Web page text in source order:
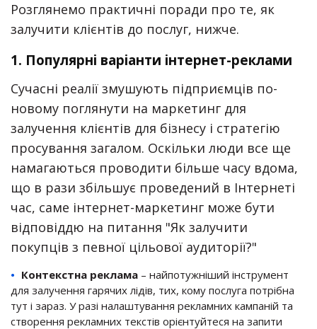
Розглянемо практичні поради про те, як
залучити клієнтів до послуг, нижче.
1. Популярні варіанти інтернет-реклами
Сучасні реалії змушують підприємців по-
новому поглянути на маркетинг для
залучення клієнтів для бізнесу і стратегію
просування загалом. Оскільки люди все ще
намагаються проводити більше часу вдома,
що в рази збільшує проведений в Інтернеті
час, саме інтернет-маркетинг може бути
відповіддю на питання "Як залучити
покупців з певної цільової аудиторії?"
Контекстна реклама – найпотужніший інструмент
для залучення гарячих лідів, тих, кому послуга потрібна
тут і зараз. У разі налаштування рекламних кампаній та
створення рекламних текстів орієнтуйтеся на запити